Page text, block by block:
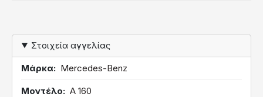
Στοιχεία αγγελίας
Μάρκα Mercedes-Benz
Μοντέλο A 160